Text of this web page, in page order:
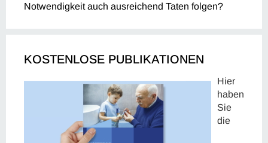
Notwendigkeit auch ausreichend Taten folgen?
KOSTENLOSE PUBLIKATIONEN
Hier
haben
Sie
die